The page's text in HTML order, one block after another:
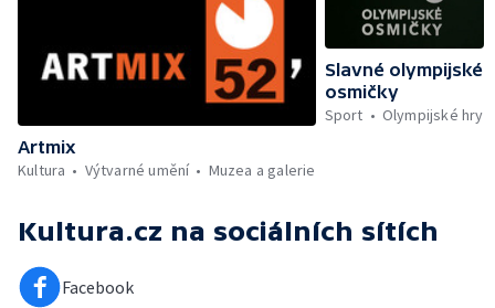
Artmix
Kultura
Výtvarné umění Muzea a galerie
Slavné olympijské
osmičky
Sport
Olympijské hry
Kultura.cz na sociálních sítích
Facebook